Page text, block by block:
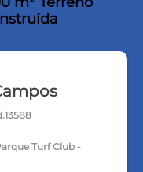
Turf Club -